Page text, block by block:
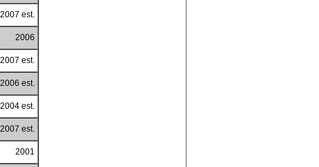
2007 est.
2006
2007 est.
2006 est.
2004 est.
2007 est.
2001